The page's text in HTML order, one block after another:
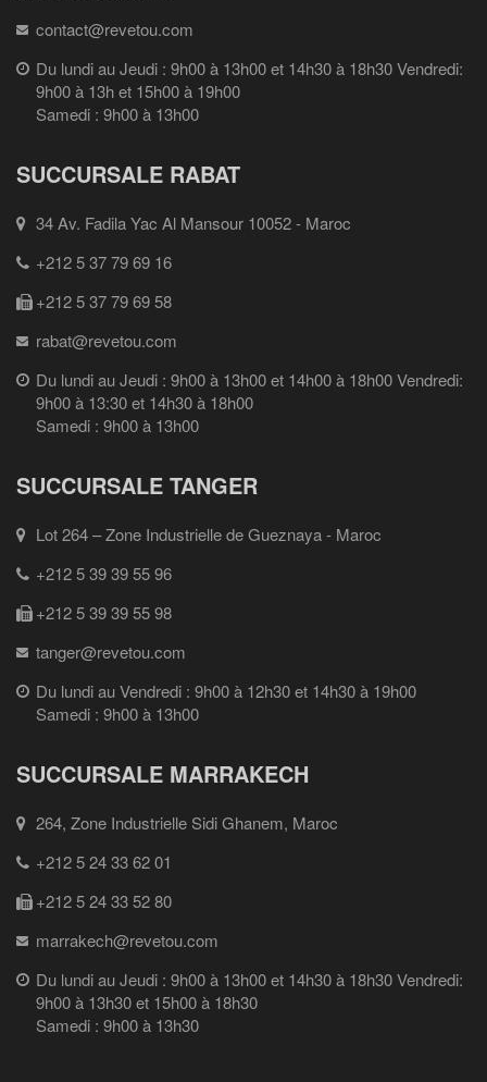
contact@revetou.com
Du lundi au Jeudi : 9h00 à 13h00 et 14h30 à 18h30 Vendredi:
9h00 à 13h et 15h00 à 19h00
Samedi : 9h00 à 13h00
SUCCURSALE RABAT
34 Av. Fadila Yac Al Mansour 10052 - Maroc
+212 5 37 79 69 16
+212 5 37 79 69 58
rabat@revetou.com
Du lundi au Jeudi : 9h00 à 13h00 et 14h00 à 18h00 Vendredi:
9h00 à 13:30 et 14h30 à 18h00
Samedi : 9h00 à 13h00
SUCCURSALE TANGER
Lot 264 – Zone Industrielle de Gueznaya - Maroc
+212 5 39 39 55 96
+212 5 39 39 55 98
tanger@revetou.com
Du lundi au Vendredi : 9h00 à 12h30 et 14h30 à 19h00
Samedi : 9h00 à 13h00
SUCCURSALE MARRAKECH
264, Zone Industrielle Sidi Ghanem, Maroc
+212 5 24 33 62 01
+212 5 24 33 52 80
marrakech@revetou.com
Du lundi au Jeudi : 9h00 à 13h00 et 14h30 à 18h30 Vendredi:
9h00 à 13h30 et 15h00 à 18h30
Samedi : 9h00 à 13h30